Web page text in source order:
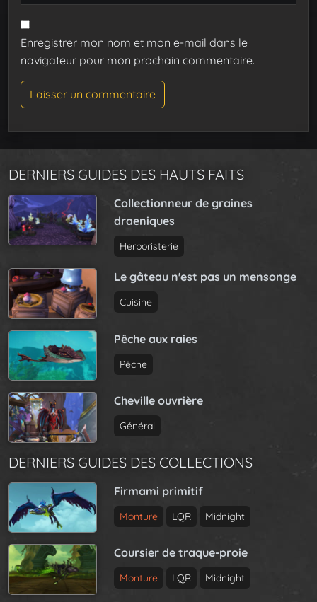
Enregistrer mon nom et mon e-mail dans le
navigateur pour mon prochain commentaire.
DERNIERS GUIDES DES HAUTS FAITS
Collectionneur de graines
draeniques
Herboristerie
Le gâteau n'est pas un mensonge
Cuisine
Pêche aux raies
Pêche
Cheville ouvrière
Général
DERNIERS GUIDES DES COLLECTIONS
Firmami primitif
Monture LQR Midnight
Coursier de traque-proie
Monture LQR Midnight